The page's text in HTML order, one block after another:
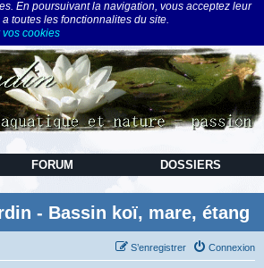
En poursuivant la navigation, vous acceptez leur
toutes les fonctionnalites du site.
cookies
FORUM DOSSIERS
- Bassin koï, mare, étang
Connexion
S’enregistrer